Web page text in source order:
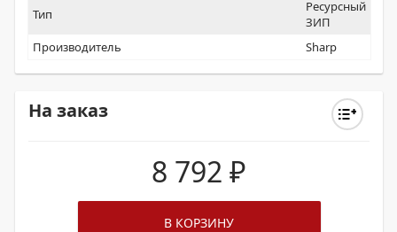
Тип
Ресурсный
ЗИП
Производитель
Sharp
На заказ
8 792 ₽
В КОРЗИНУ